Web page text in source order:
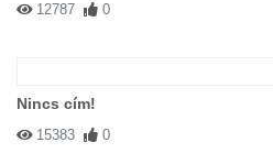
12787 0
Nincs cím!
15383 0